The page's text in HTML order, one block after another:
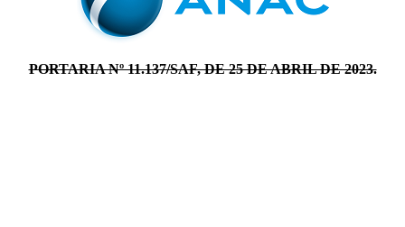
PORTARIA Nº 11.137/SAF, DE 25 DE ABRIL DE 2023.